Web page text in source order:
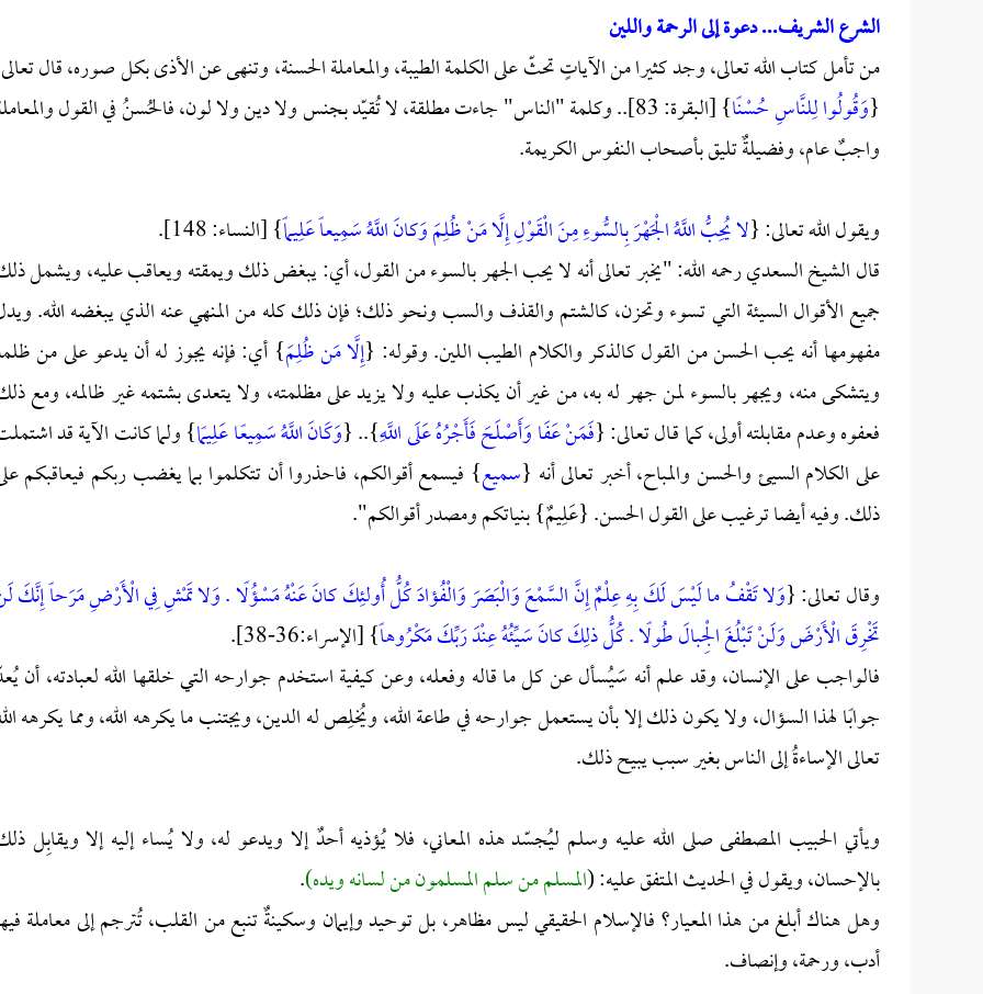
الشرع الشريف... دعوة إلى الرحمة واللين
من تأمل كتاب الله تعالى، وجد كثيرا من الآياتٍ تحثّ على الكلمة الطيبة، والمعاملة الحسنة، وتنهى عن الأذى بكل صوره، قال
{وَقُولُوا لِلنَّاسِ حُسْنًا
} [البقرة: 83].. وكلمة "الناس" جاءت مطلقة، لا تُقيّد بجنس ولا دين ولا لون، فالحُسنُ في القول
واجبٌ عام، وفضيلةٌ تليق بأصحاب النفوس الكريمة.
ويقول الله تعالى: {لا يُحِبُّ اللَّهُ الْجَهْرَ بِالسُّوءِ مِنَ الْقَوْلِ إِلَّا مَنْ ظُلِمَ وَكانَ اللَّهُ سَمِيعاً عَلِيماً} [النساء: 148].
قال الشيخ السعدي رحمه الله: "يخبر تعالى أنه لا يحب الجهر بالسوء من القول، أي: يبغض ذلك ويمقته ويعاقب عليه، ويشمل
جميع الأقوال السيئة التي تسوء وتحزن، كالشتم والقذف والسب ونحو ذلك؛ فإن ذلك كله من المنهي عنه الذي يبغضه الله.
مفهومها أنه يحب الحسن من القول كالذكر والكلام الطيب اللين. وقوله: {إِلَّا مَن ظُلِمَ} أي: فإنه يجوز له أن يدعو على من
ويتشكى منه، ويجهر بالسوء لمن جهر له به، من غير أن يكذب عليه ولا يزيد على مظلمته، ولا يتعدى بشتمه غير ظالمه، ومع
فعفوه وعـدم مقابلته أولى، كما قـال تعالى: {فَمَنْ عَفَا وَأَصْلَحَ فَأَجْرُهُ عَلَى اللَّهِ}.. {وَكَانَ اللَّهُ سَمِيعًا عَلِيمًا} ولما كانت الآية قد
على الكلام السيئ والحسن والمباح، أخبر تعالى أنه {سميع} فيسمع أقوالكم، فاحذروا أن تتكلموا بما يغضب ربكم فيعاقبكم
ذلك. وفيه أيضا ترغيب على القول الحسن. {عَلِيمٌ} بنياتكم ومصدر أقوالكم".
وقال تعالى: {وَلا تَقْفُ ما لَيْسَ لَكَ بِهِ عِلْمٌ إِنَّ السَّمْعَ وَالْبَصَرَ وَالْفُؤادَ كُلُّ أُولئِكَ كانَ عَنْهُ مَسْؤُلًا . وَلا تَمْشِ فِي الْأَرْضِ مَرَحاً إِنَّكَ
تَخْرِقَ الْأَرْضَ وَلَنْ تَبْلُغَ الْجِبالَ طُولًا . كُلُّ ذلِكَ كانَ سَيِّئُهُ عِنْدَ رَبِّكَ مَكْرُوهاً} [الإسراء:36-38].
فالواجب على الإنسان، وقد علم أنه سَيُسأل عن كل ما قاله وفعله، وعن كيفية استخدم جوارحه التي خلقها الله لعبادته، أن
جوابًا لهذا السؤال، ولا يكون ذلك إلا بأن يستعمل جوارحه في طاعة الله، ويُخلِص له الدين، ويجتنب ما يكرهه الله، ومما يكرهه
تعالى الإساءةُ إلى الناس بغير سبب يبيح ذلك.
ويأتي الحبيب المصطفى صلى الله عليه وسلم ليُجسّد هذه المعاني، فلا يُؤذيه أحدٌ إلا ويدعو له، ولا يُساء إليه إلا ويقابِل
بالإحسان، ويقول في الحديث المتفق عليه: (المسلم من سلم المسلمون من لسانه ويده).
وهل هناك أبلغ من هذا المعيار؟ فالإسلام الحقيقي ليس مظاهر، بل توحيد وإيمان وسكينةٌ تنبع من القلب، تُترجم إلى معاملة
أدب، ورحمة، وإنصاف.